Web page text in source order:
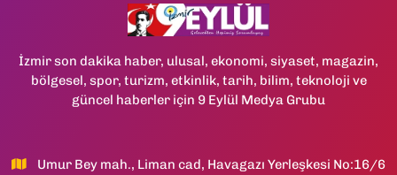
İzmir son dakika haber, ulusal, ekonomi, siyaset, magazin,
bölgesel, spor, turizm, etkinlik, tarih, bilim, teknoloji ve
güncel haberler için 9 Eylül Medya Grubu
Umur Bey mah., Liman cad, Havagazı Yerleşkesi No:16/6